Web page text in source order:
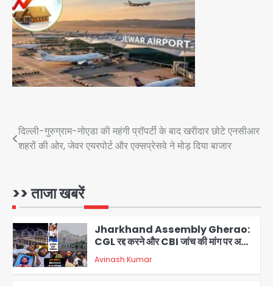
Post
navigation
दिल्ली-गुरुग्राम-नोएडा की महंगी प्रॉपर्टी के बाद खरीदार छोटे एनसीआर
शहरों की ओर, जेवर एयरपोर्ट और एक्सप्रेसवे ने मोड़ दिया बाजार
>> ताजा खबरें
3
4
Mamata Banerjee Convoy
Attack: जूते-पत्थर बरसाए, कीचड़ पोता;
बोलीं- ‘माथा फट जाता’
Avinash Kumar
5
लोग परेशान
Avinash Kumar
1
2
Jharkhand Assembly Gherao:
CGL रद्द करने और CBI जांच की मांग पर अड़े
छात्र, वाटर कैनन और बैरिकेडिंग तैनात
Avinash Kumar